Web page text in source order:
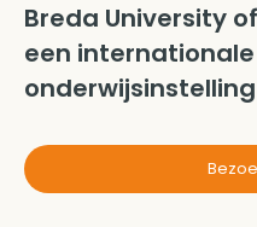
Breda University
een